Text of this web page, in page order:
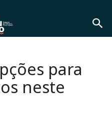
para
neste